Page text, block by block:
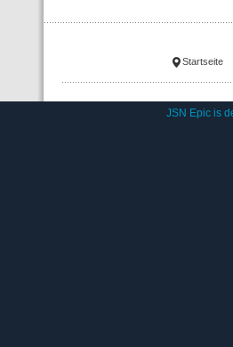
Startseite
JSN Epic is